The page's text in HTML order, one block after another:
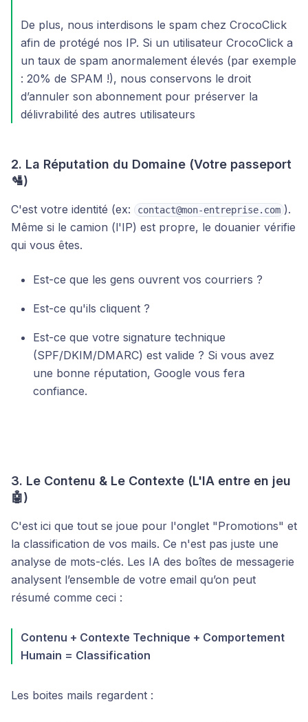
De plus, nous interdisons le spam chez CrocoClick
afin de protégé nos IP. Si un utilisateur CrocoClick a
un taux de spam anormalement élevés (par exemple
: 20% de SPAM !), nous conservons le droit
d’annuler son abonnement pour préserver la
délivrabilité des autres utilisateurs
2. La Réputation du Domaine (Votre passeport
🛂)
C'est votre identité (ex: contact@mon-entreprise.com ).
Même si le camion (l'IP) est propre, le douanier vérifie
qui vous êtes.
Est-ce que les gens ouvrent vos courriers ?
Est-ce qu'ils cliquent ?
Est-ce que votre signature technique
(SPF/DKIM/DMARC) est valide ? Si vous avez
une bonne réputation, Google vous fera
confiance.
3. Le Contenu & Le Contexte (L'IA entre en jeu
🤖)
C'est ici que tout se joue pour l'onglet "Promotions" et
la classification de vos mails. Ce n'est pas juste une
analyse de mots-clés. Les IA des boîtes de messagerie
analysent l’ensemble de votre email qu’on peut
résumé comme ceci :
Contenu + Contexte Technique + Comportement
Humain = Classification
Les boites mails regardent :